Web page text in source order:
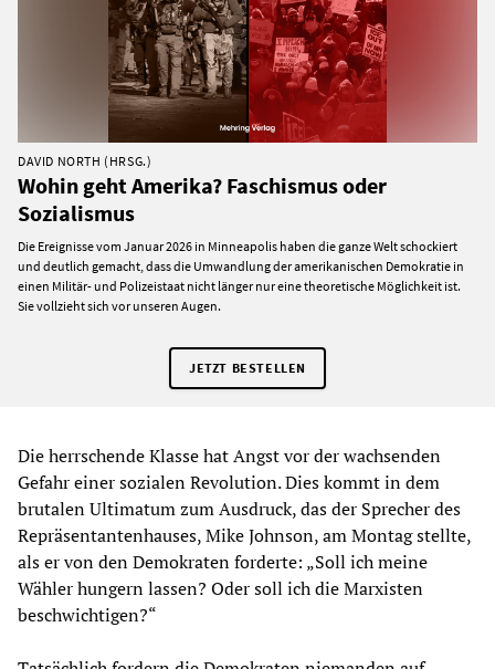
DAVID NORTH (HRSG.)
Wohin geht Amerika? Faschismus oder
Sozialismus
Die Ereignisse vom Januar 2026 in Minneapolis haben die ganze Welt schockiert
und deutlich gemacht, dass die Umwandlung der amerikanischen Demokratie in
einen Militär- und Polizeistaat nicht länger nur eine theoretische Möglichkeit ist.
Sie vollzieht sich vor unseren Augen.
JETZT BESTELLEN
Die herrschende Klasse hat Angst vor der wachsenden
Gefahr einer sozialen Revolution. Dies kommt in dem
brutalen Ultimatum zum Ausdruck, das der Sprecher des
Repräsentantenhauses, Mike Johnson, am Montag stellte,
als er von den Demokraten forderte: „Soll ich meine
Wähler hungern lassen? Oder soll ich die Marxisten
beschwichtigen?“